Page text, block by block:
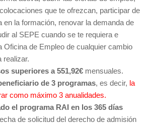
que te ofrezcan, participar de
en la formación, renovar la demanda de
al SEPE cuando se te requiera e
Oficina de Empleo de cualquier cambio
realizar.
superiores a 551,92€ mensuales.
de 3 programas, es decir, la
como máximo 3 anualidades.
el programa RAI en los 365 días
de solicitud del derecho de admisión